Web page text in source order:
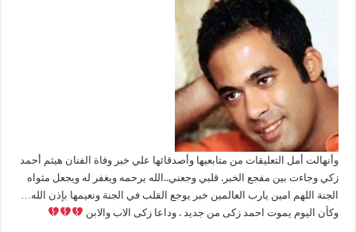
وأنهالت أمل التعليقات من متابعيها وأصدقائها علي خبر وفاة الفنان هيثم أحمد
زكي وجاءت بين مفجع الخبر. قلبي وجعني..الله يرحمه ويغفر له ويجعل مثواه
الجنة اللهم امين يارب العالمين خبر يوجع القلب في الجنة ونعيمها بإذن الله…
وكأن اليوم يموت احمد زكى من جديد . وداعا زكى الاب والابن